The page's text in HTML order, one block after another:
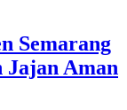
Semarang
Jajan Aman